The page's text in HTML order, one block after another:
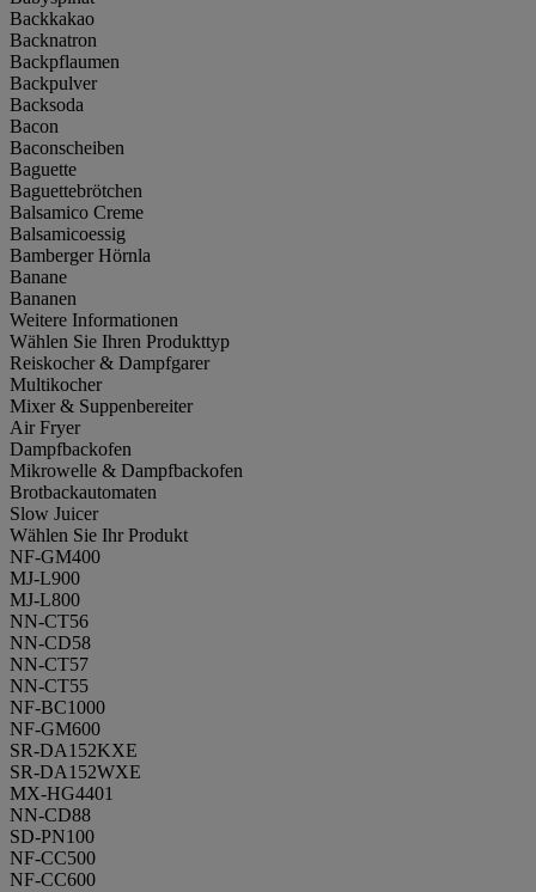
Backkakao
Backnatron
Backpflaumen
Backpulver
Backsoda
Bacon
Baconscheiben
Baguette
Baguettebrötchen
Balsamico Creme
Balsamicoessig
Bamberger Hörnla
Banane
Bananen
Weitere Informationen
Wählen Sie Ihren Produkttyp
Reiskocher & Dampfgarer
Multikocher
Mixer & Suppenbereiter
Air Fryer
Dampfbackofen
Mikrowelle & Dampfbackofen
Brotbackautomaten
Slow Juicer
Wählen Sie Ihr Produkt
NF-GM400
MJ-L900
MJ-L800
NN-CT56
NN-CD58
NN-CT57
NN-CT55
NF-BC1000
NF-GM600
SR-DA152KXE
SR-DA152WXE
MX-HG4401
NN-CD88
SD-PN100
NF-CC500
NF-CC600